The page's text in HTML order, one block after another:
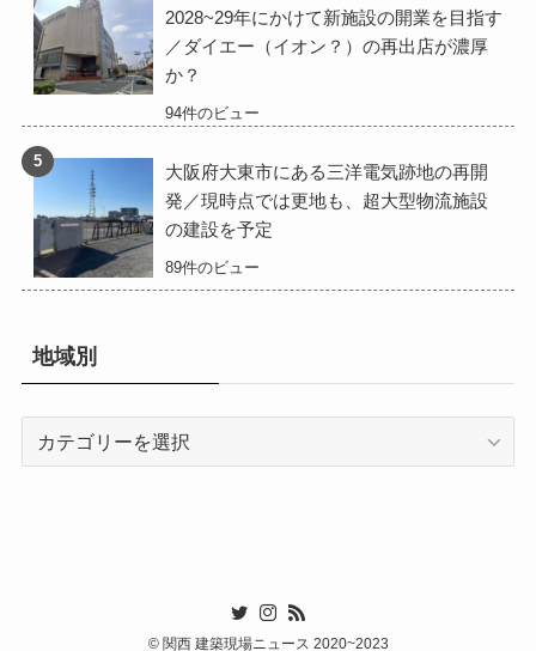
2028~29年にかけて新施設の開業を目指す
／ダイエー（イオン？）の再出店が濃厚
か？
94件のビュー
大阪府大東市にある三洋電気跡地の再開
発／現時点では更地も、超大型物流施設
の建設を予定
89件のビュー
地域別
©関西 建築現場ニュース 2020~2023